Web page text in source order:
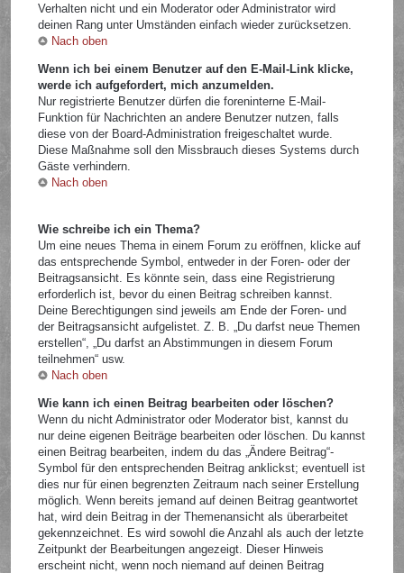
Verhalten nicht und ein Moderator oder Administrator wird
deinen Rang unter Umständen einfach wieder zurücksetzen.
Nach oben
Wenn ich bei einem Benutzer auf den E-Mail-Link klicke,
werde ich aufgefordert, mich anzumelden.
Nur registrierte Benutzer dürfen die foreninterne E-Mail-
Funktion für Nachrichten an andere Benutzer nutzen, falls
diese von der Board-Administration freigeschaltet wurde.
Diese Maßnahme soll den Missbrauch dieses Systems durch
Gäste verhindern.
Nach oben
Wie schreibe ich ein Thema?
Um eine neues Thema in einem Forum zu eröffnen, klicke auf
das entsprechende Symbol, entweder in der Foren- oder der
Beitragsansicht. Es könnte sein, dass eine Registrierung
erforderlich ist, bevor du einen Beitrag schreiben kannst.
Deine Berechtigungen sind jeweils am Ende der Foren- und
der Beitragsansicht aufgelistet. Z. B. „Du darfst neue Themen
erstellen“, „Du darfst an Abstimmungen in diesem Forum
teilnehmen“ usw.
Nach oben
Wie kann ich einen Beitrag bearbeiten oder löschen?
Wenn du nicht Administrator oder Moderator bist, kannst du
nur deine eigenen Beiträge bearbeiten oder löschen. Du kannst
einen Beitrag bearbeiten, indem du das „Ändere Beitrag“-
Symbol für den entsprechenden Beitrag anklickst; eventuell ist
dies nur für einen begrenzten Zeitraum nach seiner Erstellung
möglich. Wenn bereits jemand auf deinen Beitrag geantwortet
hat, wird dein Beitrag in der Themenansicht als überarbeitet
gekennzeichnet. Es wird sowohl die Anzahl als auch der letzte
Zeitpunkt der Bearbeitungen angezeigt. Dieser Hinweis
erscheint nicht, wenn noch niemand auf deinen Beitrag